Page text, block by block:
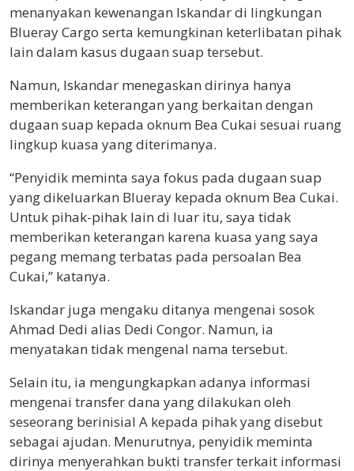
menanyakan kewenangan Iskandar di lingkungan
Blueray Cargo serta kemungkinan keterlibatan pihak
lain dalam kasus dugaan suap tersebut.
Namun, Iskandar menegaskan dirinya hanya
memberikan keterangan yang berkaitan dengan
dugaan suap kepada oknum Bea Cukai sesuai ruang
lingkup kuasa yang diterimanya.
“Penyidik meminta saya fokus pada dugaan suap
yang dikeluarkan Blueray kepada oknum Bea Cukai.
Untuk pihak-pihak lain di luar itu, saya tidak
memberikan keterangan karena kuasa yang saya
pegang memang terbatas pada persoalan Bea
Cukai,” katanya.
Iskandar juga mengaku ditanya mengenai sosok
Ahmad Dedi alias Dedi Congor. Namun, ia
menyatakan tidak mengenal nama tersebut.
Selain itu, ia mengungkapkan adanya informasi
mengenai transfer dana yang dilakukan oleh
seseorang berinisial A kepada pihak yang disebut
sebagai ajudan. Menurutnya, penyidik meminta
dirinya menyerahkan bukti transfer terkait informasi